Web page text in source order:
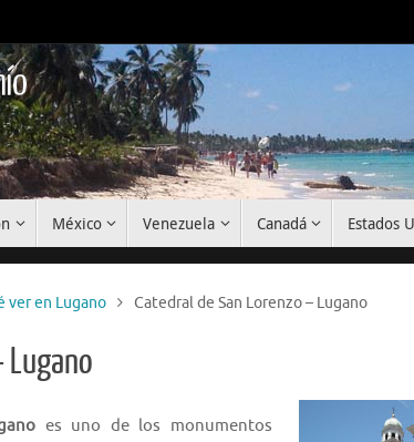
México Venezuela Canadá Estados
ver en Lugano Catedral de San Lorenzo – Lugano
Lugano
es uno de los monumentos